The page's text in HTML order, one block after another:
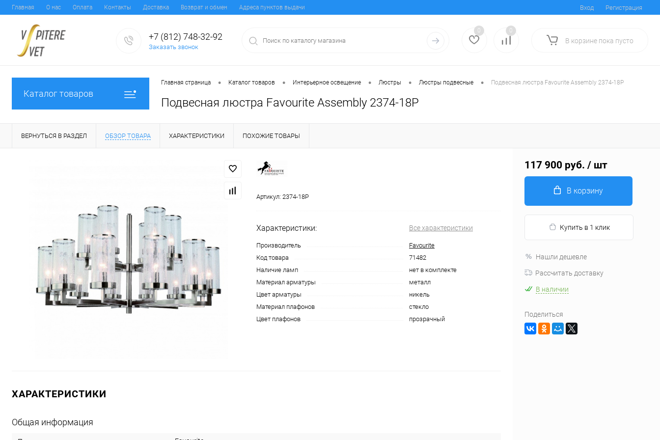
Главная О нас Оплата Контакты Доставка Возврат и обмен Адреса пунктов выдачи Вход Регистрация
+7 (812) 748-32-92
Заказать звонок
0 0
В корзине пока пусто
Каталог товаров
Главная страница • Каталог товаров • Интерьерное освещение • Люстры • Люстры подвесные • Подвесная люстра Favourite Assembly 2374-18P
Подвесная люстра Favourite Assembly 2374-18P
ВЕРНУТЬСЯ В РАЗДЕЛ ОБЗОР ТОВАРА ХАРАКТЕРИСТИКИ ПОХОЖИЕ ТОВАРЫ
Артикул: 2374-18P
Характеристики: Все характеристики
Производитель
Favourite
Код товара
71482
Наличие ламп
нет в комплекте
Материал арматуры
металл
Цвет арматуры
никель
Материал плафонов
стекло
Цвет плафонов
прозрачный
ХАРАКТЕРИСТИКИ
Общая информация
117 900 руб. / шт
В корзину
Купить в 1 клик
Нашли дешевле
Рассчитать доставку
В наличии
Поделиться